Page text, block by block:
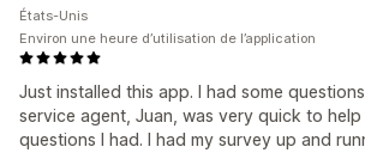
Just installed this app. I had some
service agent, Juan, was very quick to help
questions I had. I had my survey up and
États-Unis
Environ une heure d’utilisation de l’application